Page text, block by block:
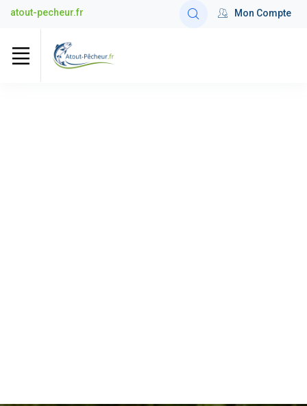
atout-pecheur.fr Mon Compte